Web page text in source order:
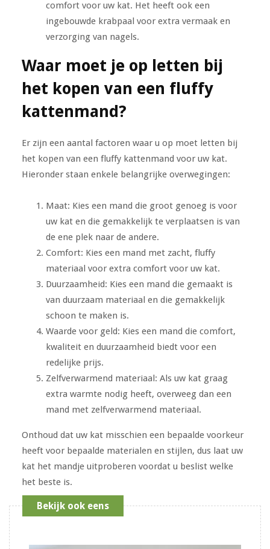
comfort voor uw kat. Het heeft ook een
ingebouwde krabpaal voor extra vermaak en
verzorging van nagels.
Waar moet je op letten bij
het kopen van een fluffy
kattenmand?
Er zijn een aantal factoren waar u op moet letten bij
het kopen van een fluffy kattenmand voor uw kat.
Hieronder staan enkele belangrijke overwegingen:
Maat: Kies een mand die groot genoeg is voor
uw kat en die gemakkelijk te verplaatsen is van
de ene plek naar de andere.
Comfort: Kies een mand met zacht, fluffy
materiaal voor extra comfort voor uw kat.
Duurzaamheid: Kies een mand die gemaakt is
van duurzaam materiaal en die gemakkelijk
schoon te maken is.
Waarde voor geld: Kies een mand die comfort,
kwaliteit en duurzaamheid biedt voor een
redelijke prijs.
Zelfverwarmend materiaal: Als uw kat graag
extra warmte nodig heeft, overweeg dan een
mand met zelfverwarmend materiaal.
Onthoud dat uw kat misschien een bepaalde voorkeur
heeft voor bepaalde materialen en stijlen, dus laat uw
kat het mandje uitproberen voordat u beslist welke
het beste is.
Bekijk ook eens